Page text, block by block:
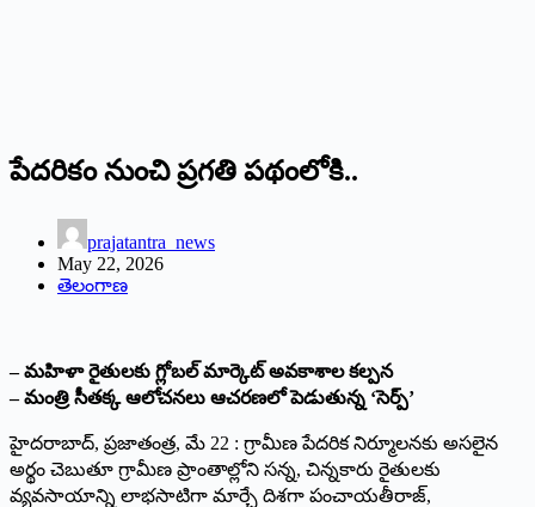
పేదరికం నుంచి ప్రగతి పథంలోకి..
prajatantra_news
May 22, 2026
తెలంగాణ
– మహిళా రైతులకు గ్లోబల్ మార్కెట్ అవకాశాల కల్పన
– మంత్రి సీతక్క ఆలోచనలు ఆచరణలో పెడుతున్న ‘సెర్ప్‌’
హైదరాబాద్, ప్రజాతంత్ర, మే 22 : గ్రామీణ పేదరిక నిర్మూలనకు అసలైన
అర్థం చెబుతూ గ్రామీణ ప్రాంతాల్లోని సన్న, చిన్నకారు రైతులకు
వ్యవసాయాన్ని లాభసాటిగా మార్చే దిశగా పంచాయతీరాజ్,